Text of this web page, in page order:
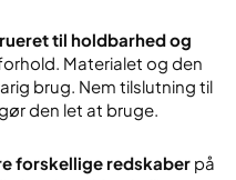
til holdbarhed og
Materialet og den
brug. Nem tilslutning til
den let at bruge.
forskellige redskaber på